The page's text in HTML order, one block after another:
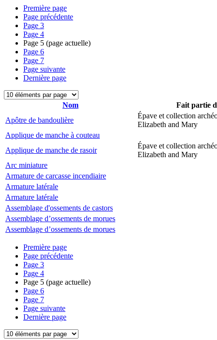
Première page
Page précédente
Page 3
Page 4
Page 5 (page actuelle)
Page 6
Page 7
Page suivante
Dernière page
Nom
Fait partie
Apôtre de bandoulière
Épave et collection
Elizabeth and Mary
Applique de manche à couteau
Applique de manche de rasoir
Épave et collection
Elizabeth and Mary
Arc miniature
Armature de carcasse incendiaire
Armature latérale
Armature latérale
Assemblage d'ossements de castors
Assemblage d’ossements de morues
Assemblage d’ossements de morues
Première page
Page précédente
Page 3
Page 4
Page 5 (page actuelle)
Page 6
Page 7
Page suivante
Dernière page